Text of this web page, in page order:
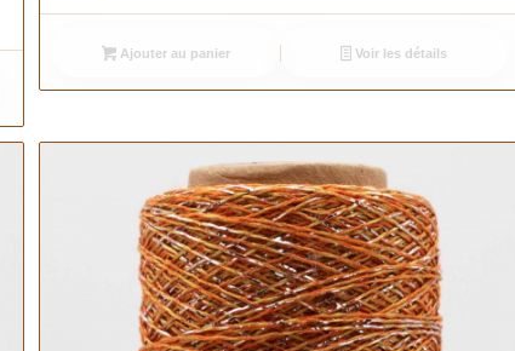
Ajouter au panier Voir les détails